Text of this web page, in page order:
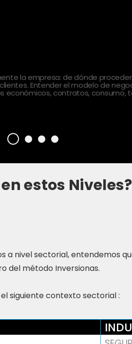
la empresa: de dónde
Entender el modelo de
económicos, contratos, consumo,
estos Niveles?
a nivel sectorial, entendemos
del método Inversionas.
siguiente contexto sectorial :